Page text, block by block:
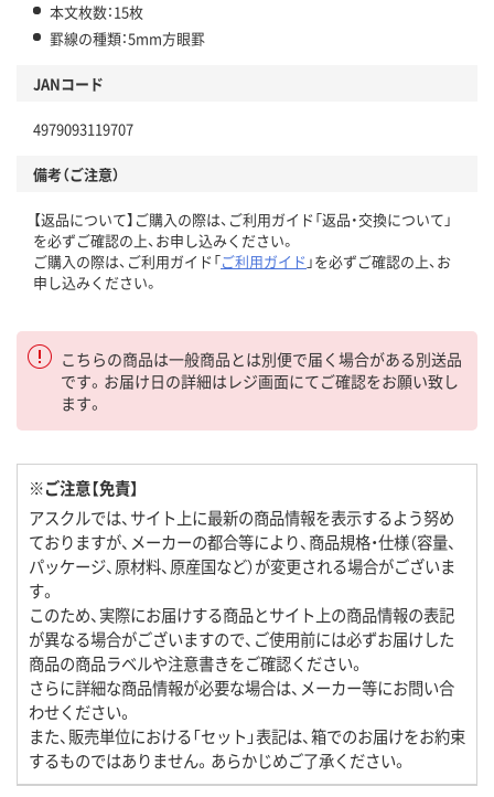
本文枚数：15枚
罫線の種類：5mm方眼罫
JANコード
4979093119707
備考（ご注意）
【返品について】ご購入の際は、ご利用ガイド「返品・交換について」
を必ずご確認の上、お申し込みください。
ご購入の際は、ご利用ガイド「ご利用ガイド 」を必ずご確認の上、お
申し込みください。
こちらの商品は一般商品とは別便で届く場合がある別送品
です。お届け日の詳細はレジ画面にてご確認をお願い致し
ます。
※ご注意【免責】
アスクルでは、サイト上に最新の商品情報を表示するよう努め
ておりますが、メーカーの都合等により、商品規格・仕様（容量、
パッケージ、原材料、原産国など）が変更される場合がございま
す。
このため、実際にお届けする商品とサイト上の商品情報の表記
が異なる場合がございますので、ご使用前には必ずお届けした
商品の商品ラベルや注意書きをご確認ください。
さらに詳細な商品情報が必要な場合は、メーカー等にお問い合
わせください。
また、販売単位における「セット」表記は、箱でのお届けをお約束
するものではありません。あらかじめご了承ください。